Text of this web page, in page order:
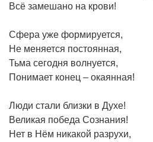
Всё замешано на крови!
Сфера уже формируется,
Не меняется постоянная,
Тьма сегодня волнуется,
Понимает конец – окаянная!
Люди стали близки в Духе!
Великая победа Сознания!
Нет в Нём никакой разрухи,